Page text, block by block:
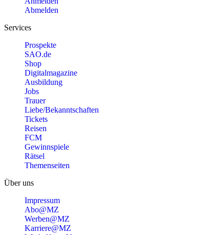
Abmelden
Services
Prospekte
SAO.de
Shop
Digitalmagazine
Ausbildung
Jobs
Trauer
Liebe/Bekanntschaften
Tickets
Reisen
FCM
Gewinnspiele
Rätsel
Themenseiten
Über uns
Impressum
Abo@MZ
Werben@MZ
Karriere@MZ